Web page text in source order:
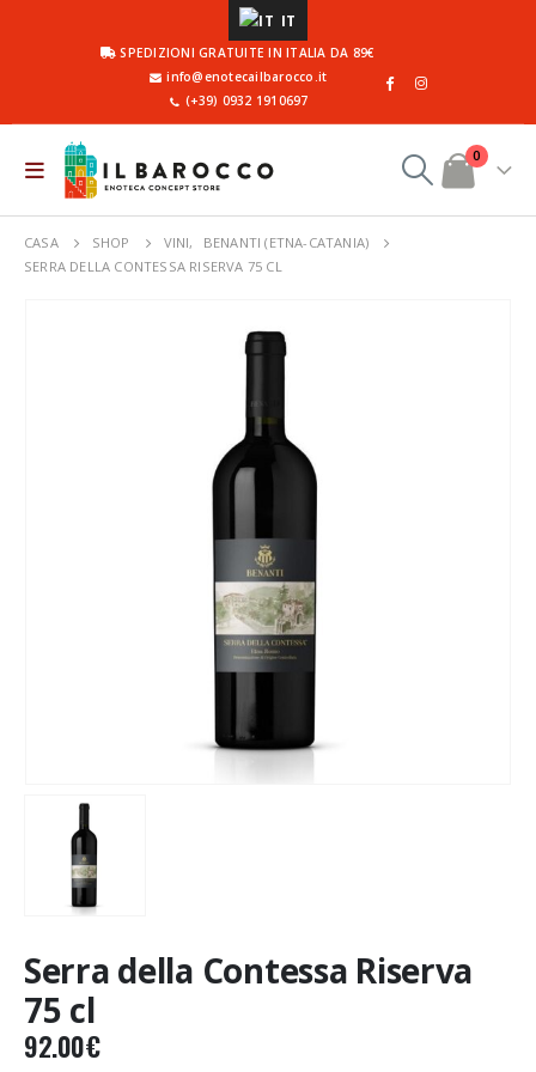
IT
SPEDIZIONI GRATUITE IN ITALIA DA 89€
info@enotecailbarocco.it
(+39) 0932 1910697
0
CASA SHOP VINI,
BENANTI (ETNA-CATANIA)
SERRA DELLA CONTESSA RISERVA 75 CL
Serra della Contessa Riserva
75 cl
92.00€